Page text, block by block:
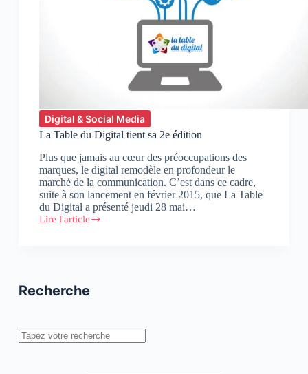
Digital & Social Media
La Table du Digital tient sa 2e édition
Plus que jamais au cœur des préoccupations des
marques, le digital remodèle en profondeur le
marché de la communication. C’est dans ce cadre,
suite à son lancement en février 2015, que La Table
du Digital a présenté jeudi 28 mai…
Lire l'article
La
2e
Recherche
Rechercher